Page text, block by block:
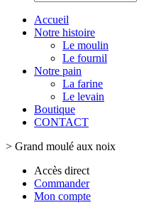
Accueil
Notre histoire
Le moulin
Le fournil
Notre pain
La farine
Le levain
Boutique
CONTACT
> Grand moulé aux noix
Accès direct
Commander
Mon compte